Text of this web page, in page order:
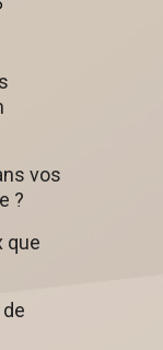
vos
?
que